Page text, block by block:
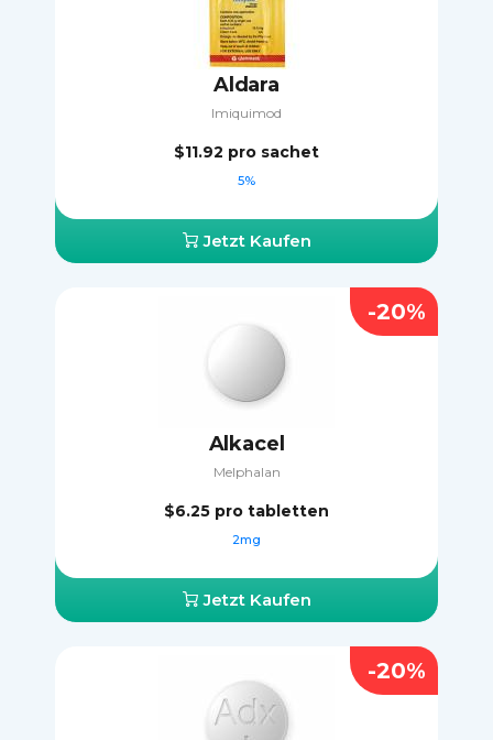
Aldara
Imiquimod
$11.92 pro sachet
5%
Jetzt Kaufen
Alkacel
Melphalan
$6.25 pro tabletten
2mg
Jetzt Kaufen
-20%
-20%